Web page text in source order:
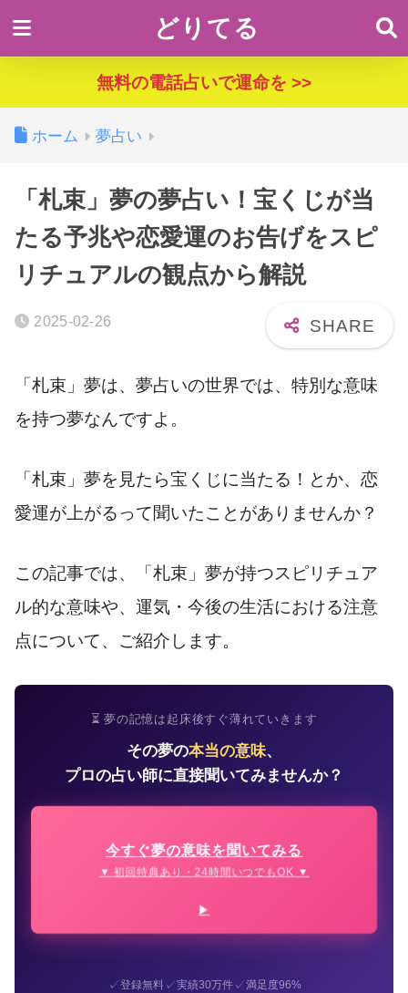
どりてる
無料の電話占いで運命を >>
ホーム 夢占い
「札束」夢の夢占い！宝くじが当
たる予兆や恋愛運のお告げをスピ
リチュアルの観点から解説
2025-02-26
「札束」夢は、夢占いの世界では、特別な意味
を持つ夢なんですよ。
「札束」夢を見たら宝くじに当たる！とか、恋
愛運が上がるって聞いたことがありませんか？
この記事では、「札束」夢が持つスピリチュア
ル的な意味や、運気・今後の生活における注意
点について、ご紹介します。
⏳ 夢の記憶は起床後すぐ薄れていきます
その夢の本当の意味、
プロの占い師に直接聞いてみませんか？
今すぐ夢の意味を聞いてみる
▼ 初回特典あり・24時間いつでもOK ▼
✓登録無料✓実績30万件✓満足度96%